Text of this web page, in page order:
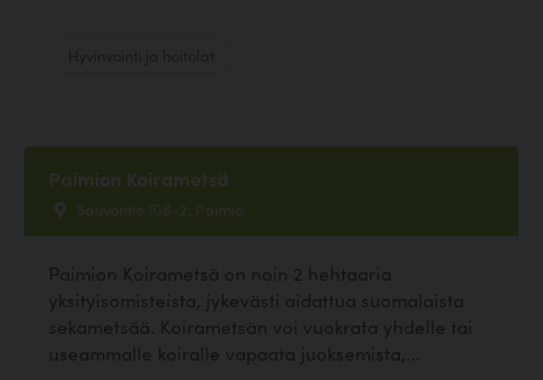
Paimion Koirametsä
Sauvontie 108-2, Paimio
Paimion Koirametsä on noin 2 hehtaaria
yksityisomisteista, jykevästi aidattua suomalaista
sekametsää. Koirametsän voi vuokrata yhdelle tai
useammalle koiralle vapaata juoksemista,...